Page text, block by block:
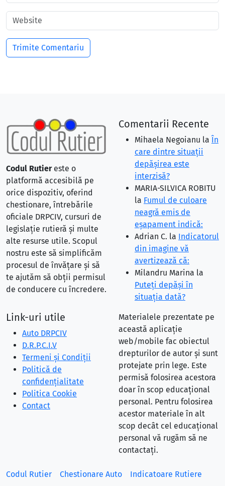
Codul Rutiereste o
platformă accesibilă pe
orice dispozitiv, oferind
chestionare, întrebările
oficiale DRPCIV, cursuri de
legislație rutieră și multe
alte resurse utile. Scopul
nostru este să simplificăm
procesul de învățare și să
te ajutăm să obții permisul
de conducere cu încredere.
Comentarii Recente
Mihaela Negoianu la În
care dintre situaţii
depăşirea este
interzisă?
MARIA-SILVICA ROBITU
la Fumul de culoare
neagră emis de
eşapament indică:
Adrian C. la Indicatorul
din imagine vă
avertizează că:
Milandru Marina la
Puteţi depăşi în
situaţia dată?
Link-uri utile
Auto DRPCIV
D.R.P.C.I.V
Termeni și Condiții
Politică de
confidențialitate
Politica Cookie
Contact
Materialele prezentate pe
această aplicație
web/mobile fac obiectul
drepturilor de autor și sunt
protejate prin lege. Este
permisă folosirea acestora
doar în scop educațional
personal. Pentru folosirea
acestor materiale în alt
scop decât cel educațional
personal vă rugăm să ne
contactați.
Codul Rutier Chestionare Auto Indicatoare Rutiere